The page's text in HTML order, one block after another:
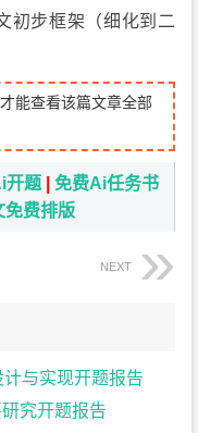
初步框架（细化到二
才能查看该篇文章全部
开题 |免费Ai任务书
免费排版
NEXT
与实现开题报告
究开题报告